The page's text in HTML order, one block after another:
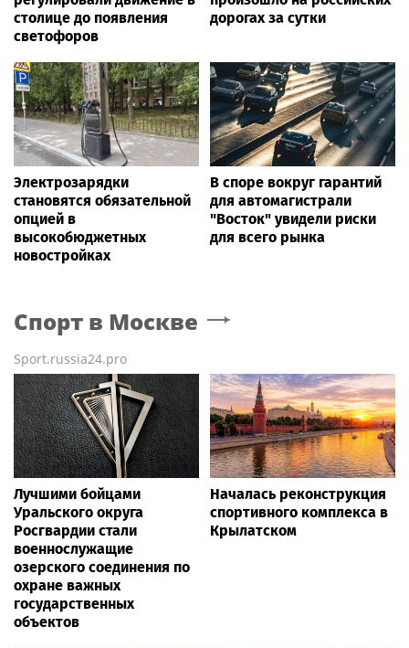
столице до появления
светофоров
дорогах за сутки
Электрозарядки
становятся обязательной
опцией в
высокобюджетных
новостройках
В споре вокруг гарантий
для автомагистрали
"Восток" увидели риски
для всего рынка
Спорт в Москве
Sport.russia24.pro
Лучшими бойцами
Уральского округа
Росгвардии стали
военнослужащие
озерского соединения по
охране важных
государственных
объектов
Началась реконструкция
спортивного комплекса в
Крылатском